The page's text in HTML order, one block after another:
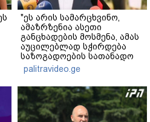
"ეს არის სამარცხვინო,
ამაზრზენია ასეთი
განცხადების მოსმენა, ამას
აუცილებლად სჭირდება
საზოგადოების სათანადო
რეაქცია" - ირაკლი
კობახიძე
palitravideo.ge